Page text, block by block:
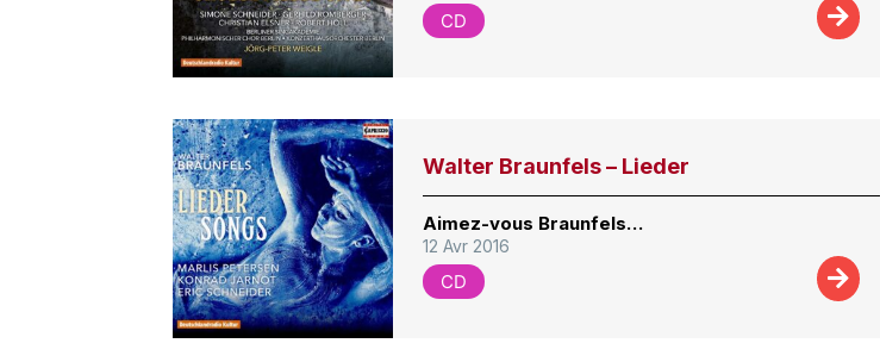
CD
Walter Braunfels – Lieder
Aimez-vous Braunfels…
12 Avr 2016
CD